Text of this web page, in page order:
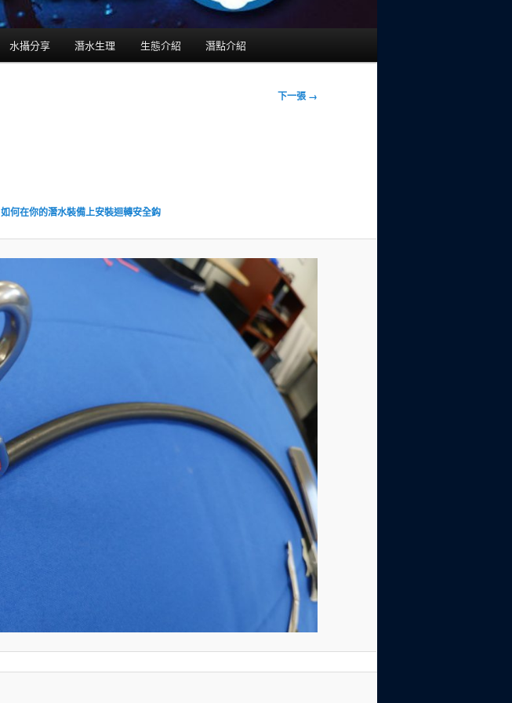
水攝分享 潛水生理 生態介紹 潛點介紹
下一張 →
如何在你的潛水裝備上安裝迴轉安全鈎